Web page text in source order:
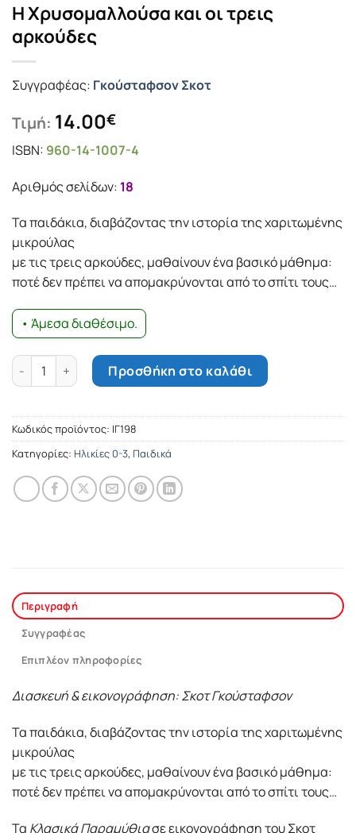
Η Χρυσομαλλούσα και οι τρεις
αρκούδες
Συγγραφέας: Γκούσταφσον Σκοτ
Τιμή: 14.00€
ISBN: 960-14-1007-4
Αριθμός σελίδων: 18
Τα παιδάκια, διαβάζοντας την ιστορία της χαριτωμένης
μικρούλας
με τις τρεις αρκούδες, μαθαίνουν ένα βασικό μάθημα:
ποτέ δεν πρέπει να απομακρύνονται από το σπίτι τους…
• Άμεσα διαθέσιμο.
Η Χρυσομαλλούσα και οι τρεις αρκούδες ποσότητα
Προσθήκη στο καλάθι
Κωδικός προϊόντος: ΙΓ198
Κατηγορίες: Ηλικίες 0-3, Παιδικά
Περιγραφή
Συγγραφέας
Επιπλέον πληροφορίες
Διασκευή & εικονογράφηση: Σκοτ Γκούσταφσον
Τα παιδάκια, διαβάζοντας την ιστορία της χαριτωμένης
μικρούλας
με τις τρεις αρκούδες, μαθαίνουν ένα βασικό μάθημα:
ποτέ δεν πρέπει να απομακρύνονται από το σπίτι τους…
Τα Kλασικά Παραμύθιασε εικονογράφηση του Σκοτ